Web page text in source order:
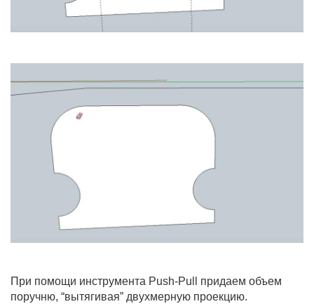
При помощи инструмента Push-Pull придаем объем
поручню, “вытягивая” двухмерную проекцию.